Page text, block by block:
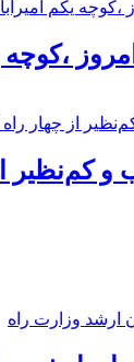
،کوچه
از